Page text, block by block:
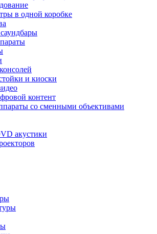
в одной коробке
и киоски
контент
со сменными объективами
акустики